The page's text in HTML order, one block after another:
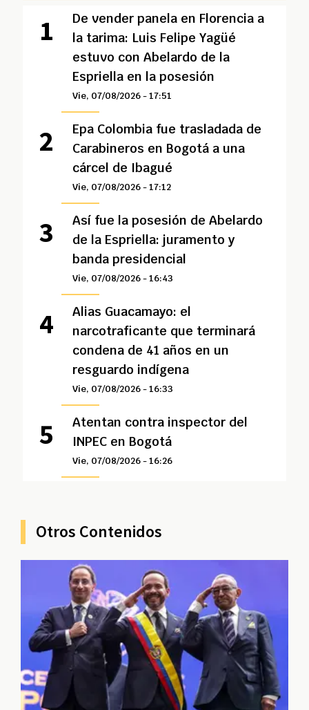
De vender panela en Florencia a
la tarima: Luis Felipe Yagüé
estuvo con Abelardo de la
Espriella en la posesión
Vie, 07/08/2026 - 17:51
Epa Colombia fue trasladada de
Carabineros en Bogotá a una
cárcel de Ibagué
Vie, 07/08/2026 - 17:12
Así fue la posesión de Abelardo
de la Espriella: juramento y
banda presidencial
Vie, 07/08/2026 - 16:43
Alias Guacamayo: el
narcotraficante que terminará
condena de 41 años en un
resguardo indígena
Vie, 07/08/2026 - 16:33
Atentan contra inspector del
INPEC en Bogotá
Vie, 07/08/2026 - 16:26
Otros Contenidos